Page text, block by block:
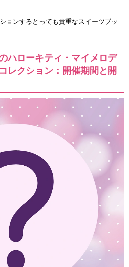
ョンするとっても貴重なスイーツブッ
ハローキティ・マイメロデ
レクション：開催期間と開